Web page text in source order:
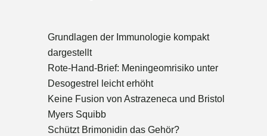
Grundlagen der Immunologie kompakt
dargestellt
Rote-Hand-Brief: Meningeomrisiko unter
Desogestrel leicht erhöht
Keine Fusion von Astrazeneca und Bristol
Myers Squibb
Schützt Brimonidin das Gehör?